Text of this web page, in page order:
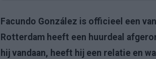
Facundo González is officieel een
Rotterdam heeft een huurdeal
hij vandaan, heeft hij een relatie en